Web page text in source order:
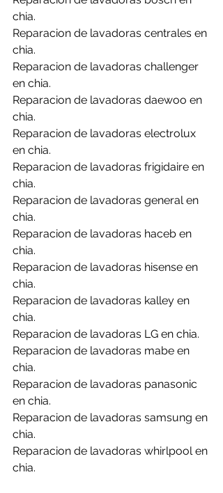
chia.
Reparacion de lavadoras centrales en
chia.
Reparacion de lavadoras challenger
en chia.
Reparacion de lavadoras daewoo en
chia.
Reparacion de lavadoras electrolux
en chia.
Reparacion de lavadoras frigidaire en
chia.
Reparacion de lavadoras general en
chia.
Reparacion de lavadoras haceb en
chia.
Reparacion de lavadoras hisense en
chia.
Reparacion de lavadoras kalley en
chia.
Reparacion de lavadoras LG en chia.
Reparacion de lavadoras mabe en
chia.
Reparacion de lavadoras panasonic
en chia.
Reparacion de lavadoras samsung en
chia.
Reparacion de lavadoras whirlpool en
chia.